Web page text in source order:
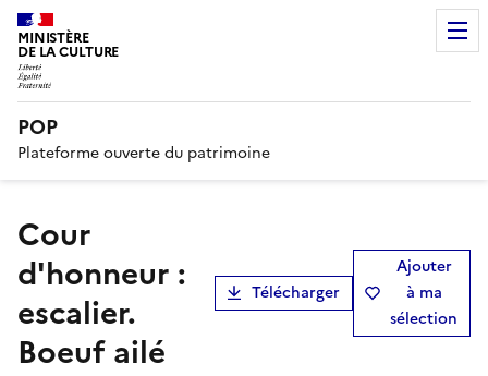
MINISTÈRE
DE LA CULTURE
POP
Plateforme ouverte du patrimoine
Cour
d'honneur :
escalier.
Boeuf ailé
Télécharger
Ajouter
à ma
sélection